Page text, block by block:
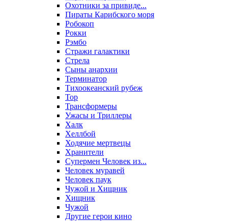
Охотники за привиде...
Пираты Карибского моря
Робокоп
Рокки
Рэмбо
Стражи галактики
Стрела
Сыны анархии
Терминатор
Тихоокеанский рубеж
Тор
Трансформеры
Ужасы и Триллеры
Халк
Хеллбой
Ходячие мертвецы
Хранители
Супермен Человек из...
Человек муравей
Человек паук
Чужой и Хищник
Хищник
Чужой
Другие герои кино